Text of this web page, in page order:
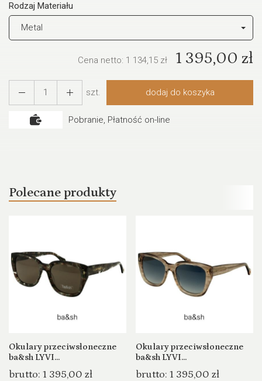
Rodzaj Materiału
Metal
Cena netto: 1 134,15 zł 1 395,00 zł
szt. dodaj do koszyka
Pobranie, Płatność on-line
Polecane produkty
Okulary przeciwsłoneczne
ba&sh LYVI...
brutto: 1 395,00 zł
Okulary przeciwsłoneczne
ba&sh LYVI...
brutto: 1 395,00 zł